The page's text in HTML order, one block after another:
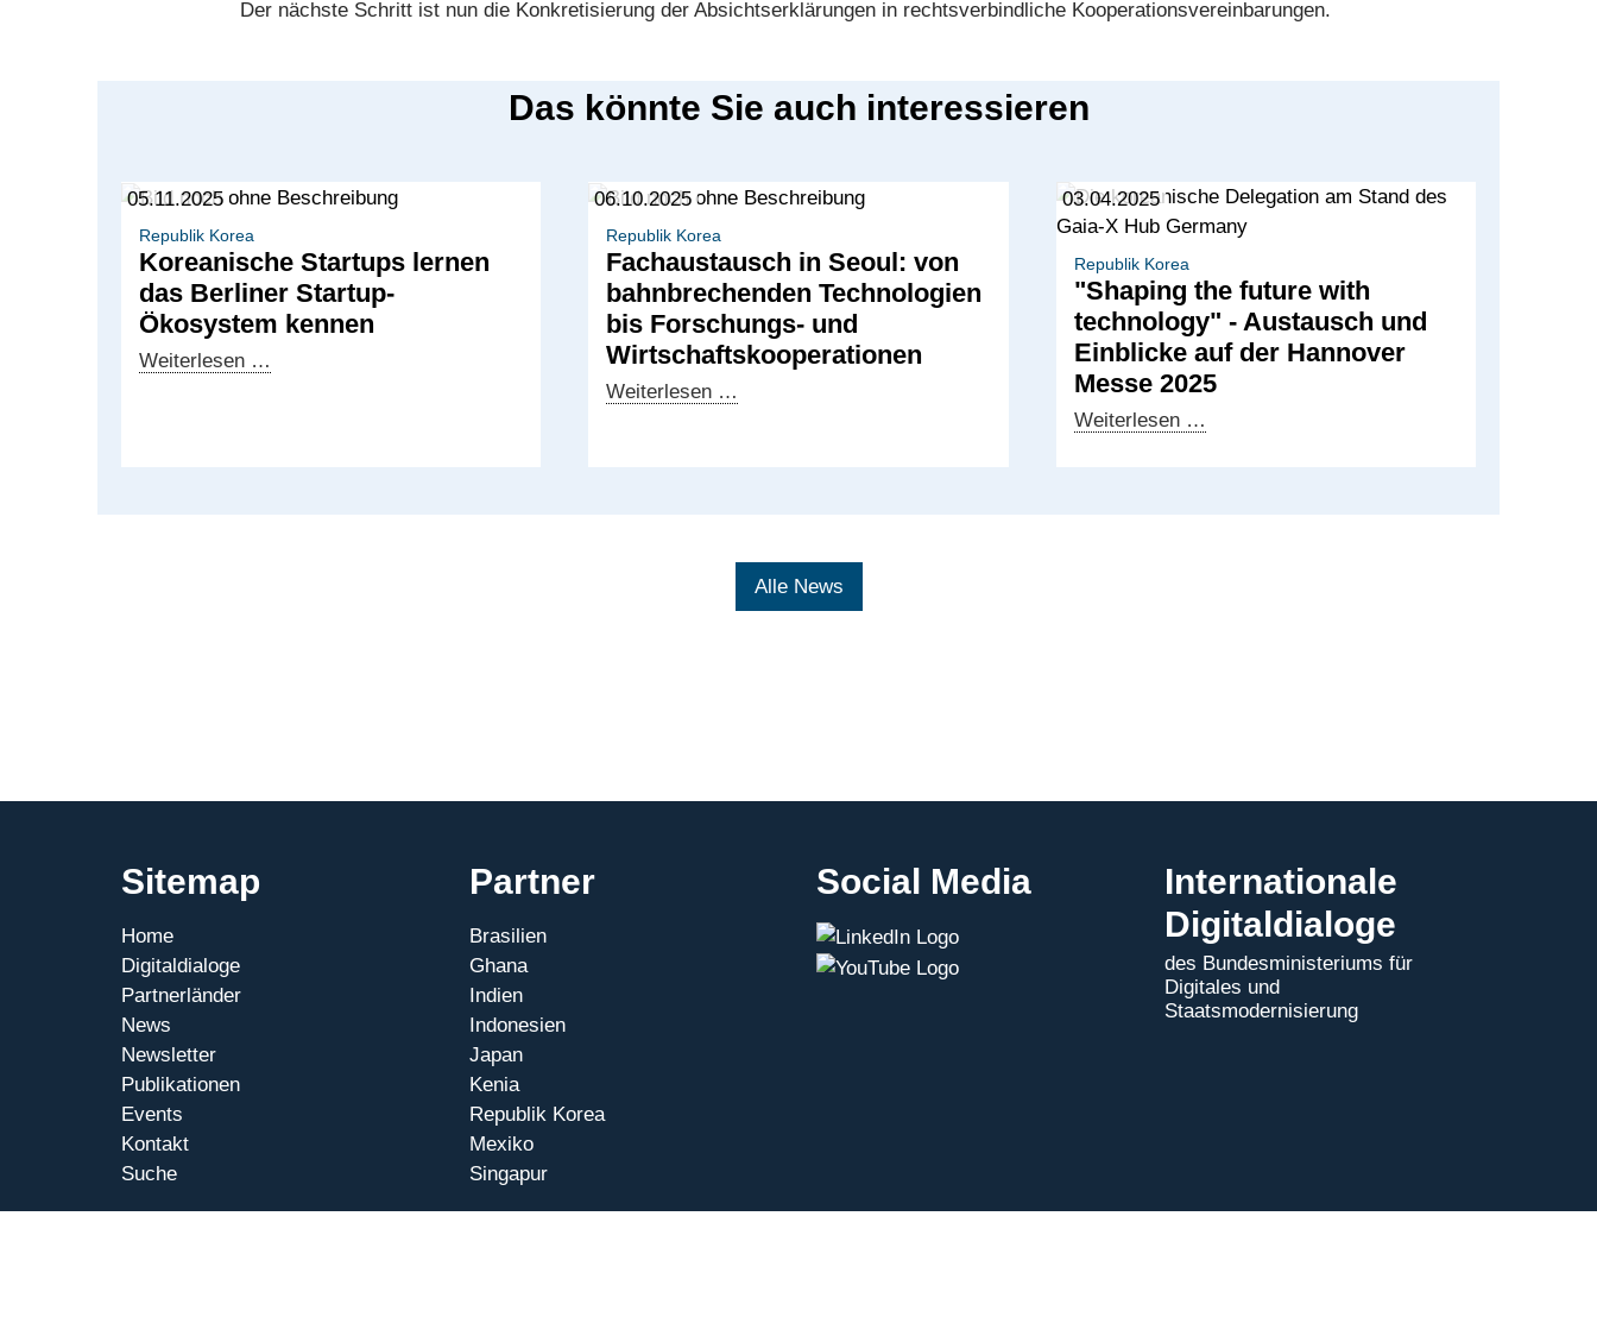
Der nächste Schritt ist nun die Konkretisierung der Absichtserklärungen in rechtsverbindliche Kooperationsvereinbarungen.
Das könnte Sie auch interessieren
05.11.2025
Republik Korea
Koreanische Startups lernen
das Berliner Startup-
Ökosystem kennen
Weiterlesen …
06.10.2025
Republik Korea
Fachaustausch in Seoul: von
bahnbrechenden Technologien
bis Forschungs- und
Wirtschaftskooperationen
Weiterlesen …
bis
Forschungs-
03.04.2025
Republik Korea
"Shaping the future with
technology" - Austausch und
Einblicke auf der Hannover
Messe 2025
Weiterlesen …
2025
Alle News
Sitemap
Home
Digitaldialoge
Partnerländer
News
Newsletter
Publikationen
Events
Kontakt
Suche
Partner
Brasilien
Ghana
Indien
Indonesien
Japan
Kenia
Republik Korea
Mexiko
Singapur
Social Media
Internationale
Digitaldialoge
des Bundesministeriums für
Digitales und
Staatsmodernisierung